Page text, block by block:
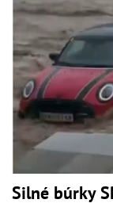
Silné búrky